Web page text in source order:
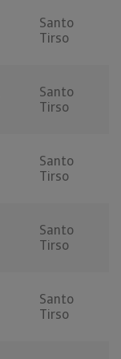
Santo
Tirso
Santo
Tirso
Santo
Tirso
Santo
Tirso
Santo
Tirso